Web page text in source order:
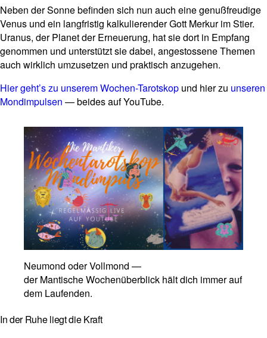
Neben der Sonne befinden sich nun auch eine genuß­freu­dige
Venus und ein lang­fri­stig kal­ku­lie­render Gott Merkur im Stier.
Uranus, der Planet der Erneue­rung, hat sie dort in Emp­fang
genommen und unter­stützt sie dabei, ange­sto­ssene Themen
auch wirk­lich umzu­setzen und prak­tisch anzugehen.
Hier geht’s zu unserem Wochen-Tarot­skop und hier zu unseren
Mond­im­pulsen — beides auf YouTube.
Neu­mond oder Voll­mond —
der Man­ti­sche Wochen­über­blick hält dich immer auf
dem Laufenden.
In der Ruhe liegt die Kraft